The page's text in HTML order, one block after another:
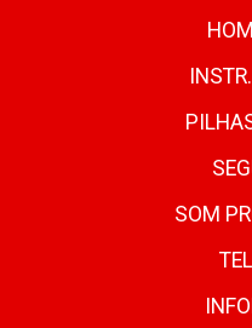
SOM